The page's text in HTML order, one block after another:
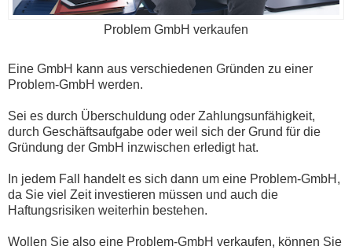
Problem GmbH verkaufen
Eine GmbH kann aus verschiedenen Gründen zu einer
Problem-GmbH werden.
Sei es durch Überschuldung oder Zahlungsunfähigkeit,
durch Geschäftsaufgabe oder weil sich der Grund für die
Gründung der GmbH inzwischen erledigt hat.
In jedem Fall handelt es sich dann um eine Problem-GmbH,
da Sie viel Zeit investieren müssen und auch die
Haftungsrisiken weiterhin bestehen.
Wollen Sie also eine Problem-GmbH verkaufen, können Sie